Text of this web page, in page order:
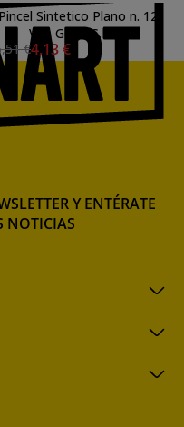
Pincel Sintetico Plano n. 12
Van Gogh S. 194
€4,13 €
Y ENTÉRATE
NOTICIAS